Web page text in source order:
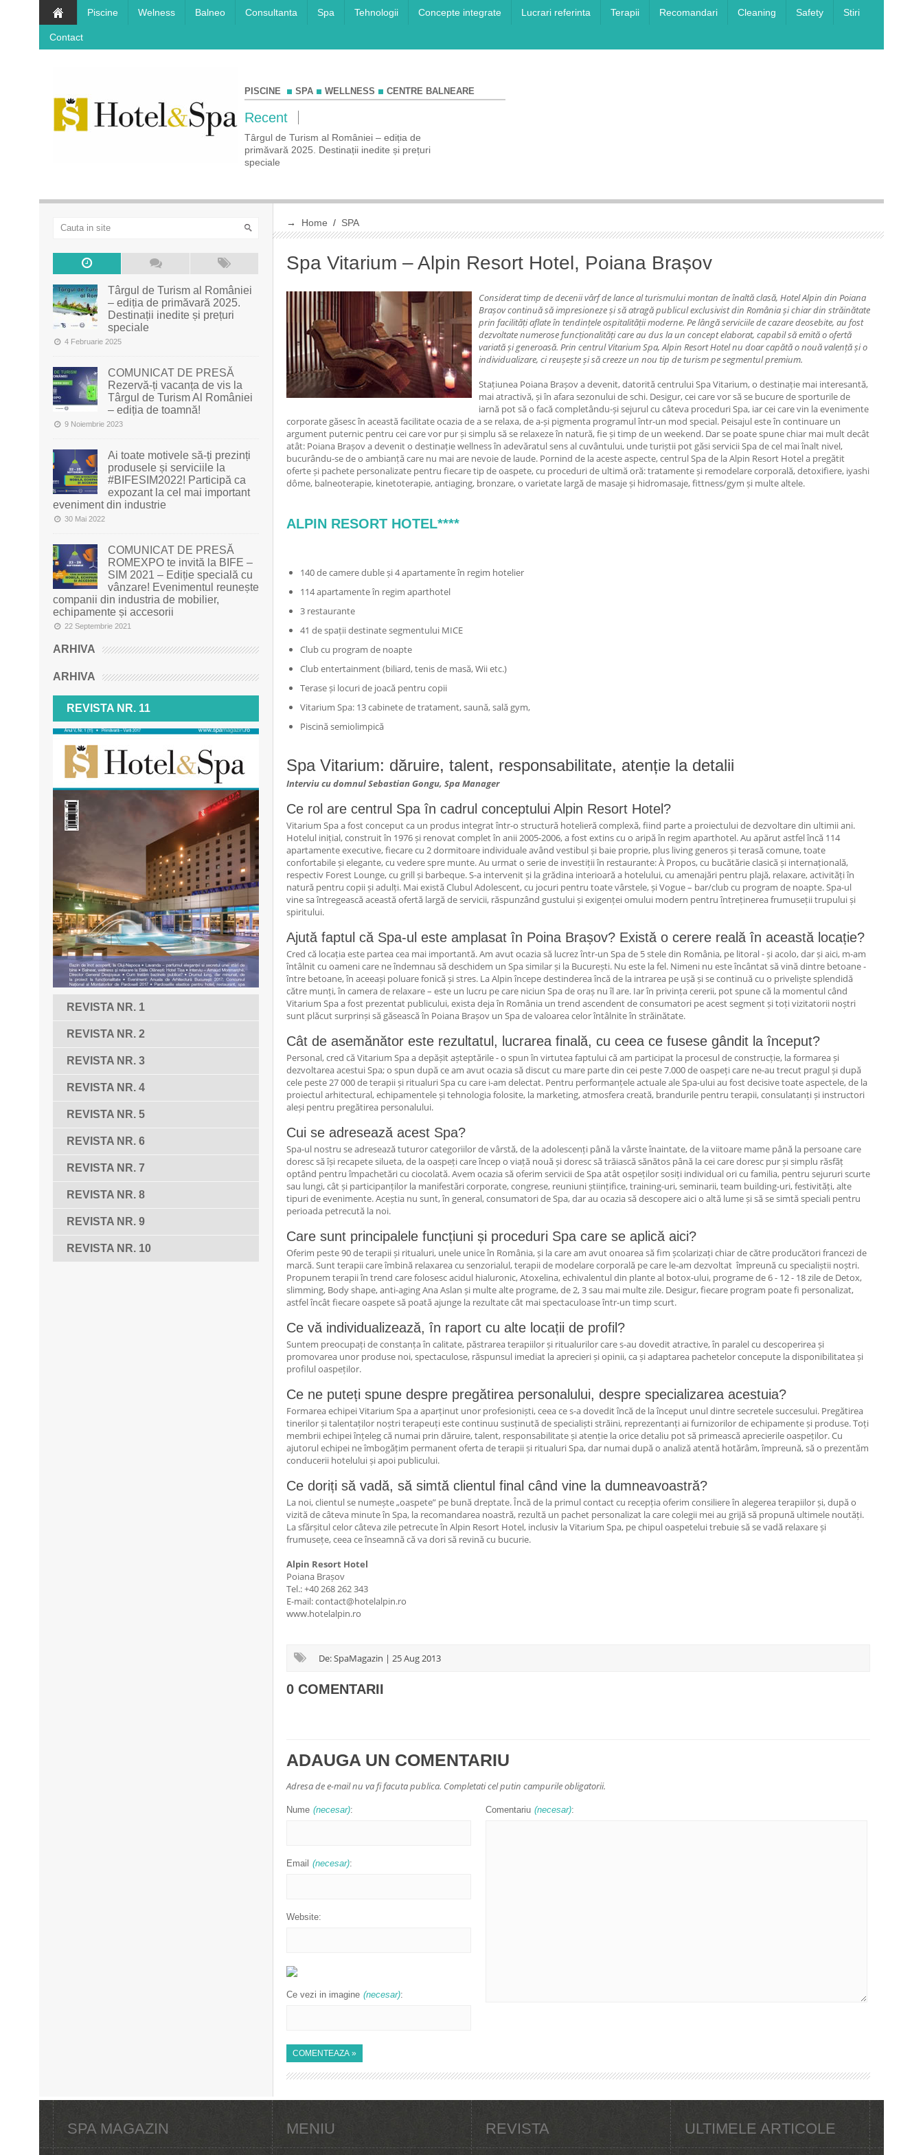
Piscine Welness Balneo Consultanta Spa Tehnologii Concepte integrate Lucrari referinta Terapii Recomandari Cleaning Safety Stiri
Contact
PISCINE SPA WELLNESS CENTRE BALNEARE
Recent
COMUNICAT DE PRESĂ Rezervă-ți vacanța
Târgul de Turism al României – ediția de
primăvară 2025. Destinații inedite și prețuri
speciale
→ Home / SPA
Spa Vitarium – Alpin Resort Hotel, Poiana Brașov
Considerat timp de decenii vârf de lance al turismului montan de înaltă clasă, Hotel Alpin din Poiana
Brașov continuă să impresioneze și să atragă publicul exclusivist din România și chiar din străinătate
prin facilități aflate în tendințele ospitalității moderne. Pe lângă serviciile de cazare deosebite, au fost
dezvoltate numerose funcționalități care au dus la un concept elaborat, capabil să emită o ofertă
variată și generoasă. Prin centrul Vitarium Spa, Alpin Resort Hotel nu doar capătă o nouă valență și o
individualizare, ci reușește și să creeze un nou tip de turism pe segmentul premium.
Stațiunea Poiana Brașov a devenit, datorită centrului Spa Vitarium, o destinație mai interesantă,
mai atractivă, și în afara sezonului de schi. Desigur, cei care vor să se bucure de sporturile de
iarnă pot să o facă completându-și sejurul cu câteva proceduri Spa, iar cei care vin la evenimente
corporate găsesc în această facilitate ocazia de a se relaxa, de a-și pigmenta programul într-un mod special. Peisajul este în continuare un
argument puternic pentru cei care vor pur și simplu să se relaxeze în natură, fie și timp de un weekend. Dar se poate spune chiar mai mult decât
atât: Poiana Brașov a devenit o destinație wellness în adevăratul sens al cuvântului, unde turiștii pot găsi servicii Spa de cel mai înalt nivel,
bucurându-se de o ambianță care nu mai are nevoie de laude. Pornind de la aceste aspecte, centrul Spa de la Alpin Resort Hotel a pregătit
oferte și pachete personalizate pentru fiecare tip de oaspete, cu proceduri de ultimă oră: tratamente și remodelare corporală, detoxifiere, iyashi
dôme, balneoterapie, kinetoterapie, antiaging, bronzare, o varietate largă de masaje și hidromasaje, fittness/gym și multe altele.
ALPIN RESORT HOTEL****
140 de camere duble și 4 apartamente în regim hotelier
114 apartamente în regim aparthotel
3 restaurante
41 de spații destinate segmentului MICE
Club cu program de noapte
Club entertainment (biliard, tenis de masă, Wii etc.)
Terase și locuri de joacă pentru copii
Vitarium Spa: 13 cabinete de tratament, saună, sală gym,
Piscină semiolimpică
Spa Vitarium: dăruire, talent, responsabilitate, atenție la detalii
Interviu cu domnul Sebastian Gongu, Spa Manager
Ce rol are centrul Spa în cadrul conceptului Alpin Resort Hotel?
Vitarium Spa a fost conceput ca un produs integrat într-o structură hotelieră complexă, fiind parte a proiectului de dezvoltare din ultimii ani.
Hotelul inițial, construit în 1976 și renovat complet în anii 2005-2006, a fost extins cu o aripă în regim aparthotel. Au apărut astfel încă 114
apartamente executive, fiecare cu 2 dormitoare individuale având vestibul și baie proprie, plus living generos și terasă comune, toate
confortabile și elegante, cu vedere spre munte. Au urmat o serie de investiții în restaurante: À Propos, cu bucătărie clasică și internațională,
respectiv Forest Lounge, cu grill și barbeque. S-a intervenit și la grădina interioară a hotelului, cu amenajări pentru plajă, relaxare, activități în
natură pentru copii și adulți. Mai există Clubul Adolescent, cu jocuri pentru toate vârstele, și Vogue – bar/club cu program de noapte. Spa-ul
vine sa întregească această ofertă largă de servicii, răspunzând gustului și exigenței omului modern pentru întreținerea frumuseții trupului și
spiritului.
Ajută faptul că Spa-ul este amplasat în Poina Brașov? Există o cerere reală în această locație?
Cred că locația este partea cea mai importantă. Am avut ocazia să lucrez într-un Spa de 5 stele din România, pe litoral - și acolo, dar și aici, m-am
întâlnit cu oameni care ne îndemnau să deschidem un Spa similar și la București. Nu este la fel. Nimeni nu este încântat să vină dintre betoane -
între betoane, în aceeași poluare fonică și stres. La Alpin începe destinderea încă de la intrarea pe ușă și se continuă cu o priveliște splendidă
către munți, în camera de relaxare – este un lucru pe care niciun Spa de oraș nu îl are. Iar în privința cererii, pot spune că la momentul când
Vitarium Spa a fost prezentat publicului, exista deja în România un trend ascendent de consumatori pe acest segment și toți vizitatorii noștri
sunt plăcut surprinși să găsească în Poiana Brașov un Spa de valoarea celor întâlnite în străinătate.
Cât de asemănător este rezultatul, lucrarea finală, cu ceea ce fusese gândit la început?
Personal, cred că Vitarium Spa a depășit așteptările - o spun în virtutea faptului că am participat la procesul de construcție, la formarea și
dezvoltarea acestui Spa; o spun după ce am avut ocazia să discut cu mare parte din cei peste 7.000 de oaspeți care ne-au trecut pragul și după
cele peste 27 000 de terapii și ritualuri Spa cu care i-am delectat. Pentru performanțele actuale ale Spa-ului au fost decisive toate aspectele, de la
proiectul arhitectural, echipamentele și tehnologia folosite, la marketing, atmosfera creată, brandurile pentru terapii, consulatanți și instructori
aleși pentru pregătirea personalului.
Cui se adresează acest Spa?
Spa-ul nostru se adresează tuturor categoriilor de vârstă, de la adolescenți până la vârste înaintate, de la viitoare mame până la persoane care
doresc să își recapete silueta, de la oaspeți care încep o viață nouă și doresc să trăiască sănătos până la cei care doresc pur și simplu răsfăț
optând pentru împachetări cu ciocolată. Avem ocazia să oferim servicii de Spa atât ospeților sosiți individual ori cu familia, pentru sejururi scurte
sau lungi, cât și participanților la manifestări corporate, congrese, reuniuni științifice, training-uri, seminarii, team building-uri, festivități, alte
tipuri de evenimente. Aceștia nu sunt, în general, consumatori de Spa, dar au ocazia să descopere aici o altă lume și să se simtă speciali pentru
perioada petrecută la noi.
Care sunt principalele funcțiuni și proceduri Spa care se aplică aici?
Oferim peste 90 de terapii și ritualuri, unele unice în România, și la care am avut onoarea să fim școlarizați chiar de către producători francezi de
marcă. Sunt terapii care îmbină relaxarea cu senzorialul, terapii de modelare corporală pe care le-am dezvoltat împreună cu specialiștii noștri.
Propunem terapii în trend care folosesc acidul hialuronic, Atoxelina, echivalentul din plante al botox-ului, programe de 6 - 12 - 18 zile de Detox,
slimming, Body shape, anti-aging Ana Aslan și multe alte programe, de 2, 3 sau mai multe zile. Desigur, fiecare program poate fi personalizat,
astfel încât fiecare oaspete să poată ajunge la rezultate cât mai spectaculoase într-un timp scurt.
Ce vă individualizează, în raport cu alte locații de profil?
Suntem preocupați de constanța în calitate, păstrarea terapiilor și ritualurilor care s-au dovedit atractive, în paralel cu descoperirea și
promovarea unor produse noi, spectaculose, răspunsul imediat la aprecieri și opinii, ca și adaptarea pachetelor concepute la disponibilitatea și
profilul oaspeților.
Ce ne puteți spune despre pregătirea personalului, despre specializarea acestuia?
Formarea echipei Vitarium Spa a aparținut unor profesioniști, ceea ce s-a dovedit încă de la început unul dintre secretele succesului. Pregătirea
tinerilor și talentaților noștri terapeuți este continuu susținută de specialiști străini, reprezentanți ai furnizorilor de echipamente și produse. Toți
membrii echipei înțeleg că numai prin dăruire, talent, responsabilitate și atenție la orice detaliu pot să primească aprecierile oaspeților. Cu
ajutorul echipei ne îmbogățim permanent oferta de terapii și ritualuri Spa, dar numai după o analiză atentă hotărâm, împreună, să o prezentăm
conducerii hotelului și apoi publicului.
Ce doriți să vadă, să simtă clientul final când vine la dumneavoastră?
La noi, clientul se numește „oaspete” pe bună dreptate. Încă de la primul contact cu recepția oferim consiliere în alegerea terapiilor și, după o
vizită de câteva minute în Spa, la recomandarea noastră, rezultă un pachet personalizat la care colegii mei au grijă să propună ultimele noutăți.
La sfărșitul celor câteva zile petrecute în Alpin Resort Hotel, inclusiv la Vitarium Spa, pe chipul oaspetelui trebuie să se vadă relaxare și
frumusețe, ceea ce înseamnă că va dori să revină cu bucurie.
Alpin Resort Hotel
Poiana Brașov
Tel.: +40 268 262 343
E-mail: contact@hotelalpin.ro
www.hotelalpin.ro
De: SpaMagazin | 25 Aug 2013
0 COMENTARII
ADAUGA UN COMENTARIU
Adresa de e-mail nu va fi facuta publica. Completati cel putin campurile obligatorii.
Nume (necesar):
Email (necesar):
Website:
Ce vezi in imagine (necesar):
Comentariu (necesar):
Târgul de Turism al României
– ediția de primăvară 2025.
Destinații inedite și prețuri
speciale
4 Februarie 2025
COMUNICAT DE PRESĂ
Rezervă-ți vacanța de vis la
Târgul de Turism Al României
– ediția de toamnă!
9 Noiembrie 2023
Ai toate motivele să-ți prezinți
produsele și serviciile la
#BIFESIM2022! Participă ca
expozant la cel mai important
eveniment din industrie
30 Mai 2022
COMUNICAT DE PRESĂ
ROMEXPO te invită la BIFE –
SIM 2021 – Ediție specială cu
vânzare! Evenimentul reunește
companii din industria de mobilier,
echipamente și accesorii
22 Septembrie 2021
ARHIVA
ARHIVA
REVISTA NR. 11
REVISTA NR. 1
REVISTA NR. 2
REVISTA NR. 3
REVISTA NR. 4
REVISTA NR. 5
REVISTA NR. 6
REVISTA NR. 7
REVISTA NR. 8
REVISTA NR. 9
REVISTA NR. 10
SPA MAGAZIN MENIU REVISTA ULTIMELE ARTICOLE